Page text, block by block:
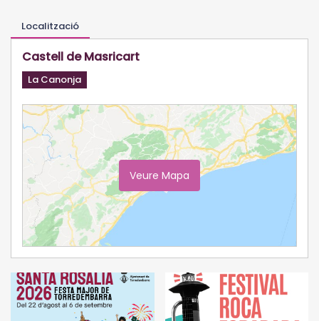
Localització
Castell de Masricart
La Canonja
Veure Mapa